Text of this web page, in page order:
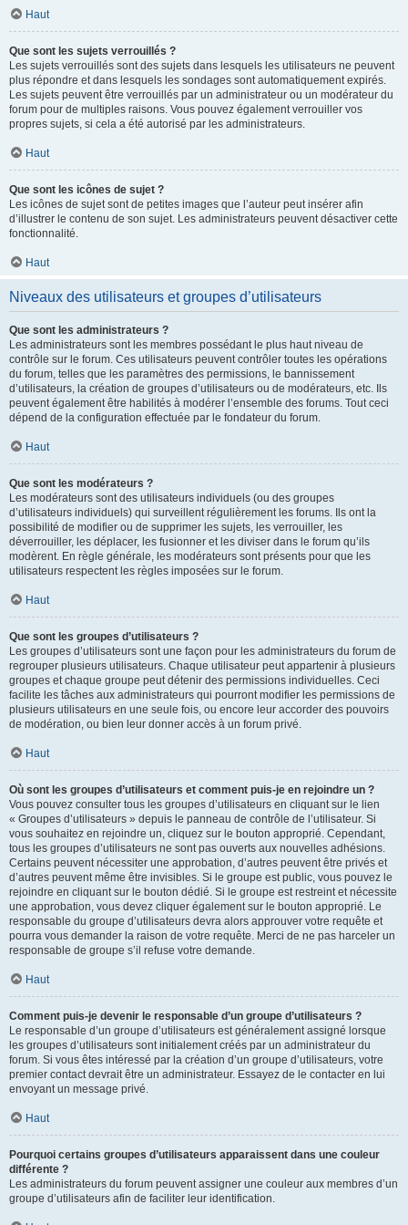
Haut
Que sont les sujets verrouillés ?
Les sujets verrouillés sont des sujets dans lesquels les utilisateurs ne peuvent
plus répondre et dans lesquels les sondages sont automatiquement expirés.
Les sujets peuvent être verrouillés par un administrateur ou un modérateur du
forum pour de multiples raisons. Vous pouvez également verrouiller vos
propres sujets, si cela a été autorisé par les administrateurs.
Haut
Que sont les icônes de sujet ?
Les icônes de sujet sont de petites images que l’auteur peut insérer afin
d’illustrer le contenu de son sujet. Les administrateurs peuvent désactiver cette
fonctionnalité.
Haut
Niveaux des utilisateurs et groupes d’utilisateurs
Que sont les administrateurs ?
Les administrateurs sont les membres possédant le plus haut niveau de
contrôle sur le forum. Ces utilisateurs peuvent contrôler toutes les opérations
du forum, telles que les paramètres des permissions, le bannissement
d’utilisateurs, la création de groupes d’utilisateurs ou de modérateurs, etc. Ils
peuvent également être habilités à modérer l’ensemble des forums. Tout ceci
dépend de la configuration effectuée par le fondateur du forum.
Haut
Que sont les modérateurs ?
Les modérateurs sont des utilisateurs individuels (ou des groupes
d’utilisateurs individuels) qui surveillent régulièrement les forums. Ils ont la
possibilité de modifier ou de supprimer les sujets, les verrouiller, les
déverrouiller, les déplacer, les fusionner et les diviser dans le forum qu’ils
modèrent. En règle générale, les modérateurs sont présents pour que les
utilisateurs respectent les règles imposées sur le forum.
Haut
Que sont les groupes d’utilisateurs ?
Les groupes d’utilisateurs sont une façon pour les administrateurs du forum de
regrouper plusieurs utilisateurs. Chaque utilisateur peut appartenir à plusieurs
groupes et chaque groupe peut détenir des permissions individuelles. Ceci
facilite les tâches aux administrateurs qui pourront modifier les permissions de
plusieurs utilisateurs en une seule fois, ou encore leur accorder des pouvoirs
de modération, ou bien leur donner accès à un forum privé.
Haut
Où sont les groupes d’utilisateurs et comment puis-je en rejoindre un ?
Vous pouvez consulter tous les groupes d’utilisateurs en cliquant sur le lien
« Groupes d’utilisateurs » depuis le panneau de contrôle de l’utilisateur. Si
vous souhaitez en rejoindre un, cliquez sur le bouton approprié. Cependant,
tous les groupes d’utilisateurs ne sont pas ouverts aux nouvelles adhésions.
Certains peuvent nécessiter une approbation, d’autres peuvent être privés et
d’autres peuvent même être invisibles. Si le groupe est public, vous pouvez le
rejoindre en cliquant sur le bouton dédié. Si le groupe est restreint et nécessite
une approbation, vous devez cliquer également sur le bouton approprié. Le
responsable du groupe d’utilisateurs devra alors approuver votre requête et
pourra vous demander la raison de votre requête. Merci de ne pas harceler un
responsable de groupe s’il refuse votre demande.
Haut
Comment puis-je devenir le responsable d’un groupe d’utilisateurs ?
Le responsable d’un groupe d’utilisateurs est généralement assigné lorsque
les groupes d’utilisateurs sont initialement créés par un administrateur du
forum. Si vous êtes intéressé par la création d’un groupe d’utilisateurs, votre
premier contact devrait être un administrateur. Essayez de le contacter en lui
envoyant un message privé.
Haut
Pourquoi certains groupes d’utilisateurs apparaissent dans une couleur
différente ?
Les administrateurs du forum peuvent assigner une couleur aux membres d’un
groupe d’utilisateurs afin de faciliter leur identification.